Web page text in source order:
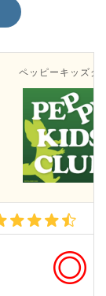
ペッピーキッズク